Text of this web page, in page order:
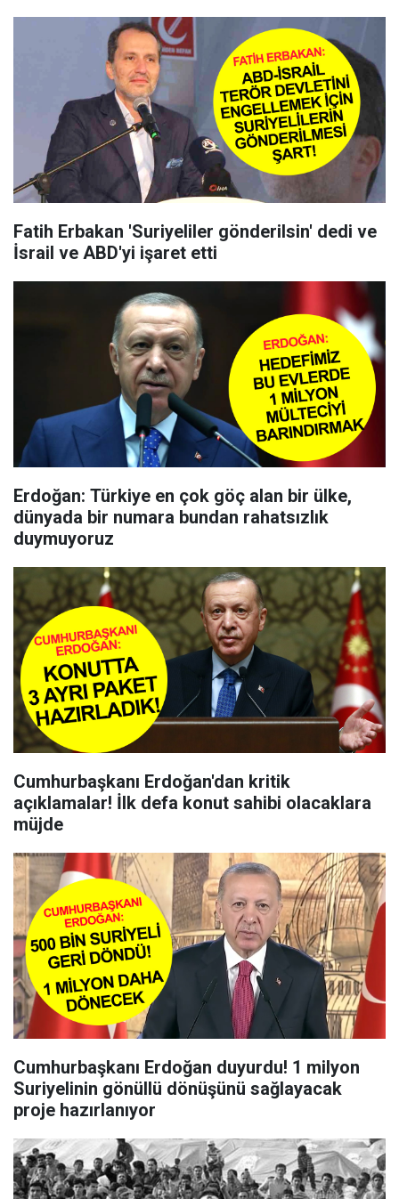
Fatih Erbakan 'Suriyeliler gönderilsin' dedi ve
İsrail ve ABD'yi işaret etti
Erdoğan: Türkiye en çok göç alan bir ülke,
dünyada bir numara bundan rahatsızlık
duymuyoruz
Cumhurbaşkanı Erdoğan'dan kritik
açıklamalar! İlk defa konut sahibi olacaklara
müjde
Cumhurbaşkanı Erdoğan duyurdu! 1 milyon
Suriyelinin gönüllü dönüşünü sağlayacak
proje hazırlanıyor